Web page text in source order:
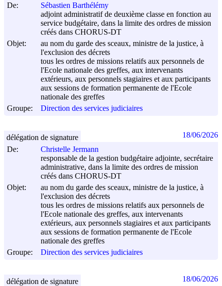
De:
Sébastien Barthélémy
adjoint administratif de deuxième classe en fonction au
service budgétaire, dans la limite des ordres de mission
créés dans CHORUS-DT
Objet:
au nom du garde des sceaux, ministre de la justice, à
l'exclusion des décrets
tous les ordres de missions relatifs aux personnels de
l'Ecole nationale des greffes, aux intervenants
extérieurs, aux personnels stagiaires et aux participants
aux sessions de formation permanente de l'Ecole
nationale des greffes
Groupe:
Direction des services judiciaires
De:
Christelle Jermann
responsable de la gestion budgétaire adjointe, secrétaire
administrative, dans la limite des ordres de mission
créés dans CHORUS-DT
Objet:
au nom du garde des sceaux, ministre de la justice, à
l'exclusion des décrets
tous les ordres de missions relatifs aux personnels de
l'Ecole nationale des greffes, aux intervenants
extérieurs, aux personnels stagiaires et aux participants
aux sessions de formation permanente de l'Ecole
nationale des greffes
Groupe:
Direction des services judiciaires
délégation de signature 18/06/2026
délégation de signature 18/06/2026